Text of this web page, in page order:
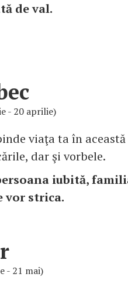
de val.
- 20 aprilie)
viaţa ta în
dar şi vorbele.
iubită,
vor strica.
- 21 mai)